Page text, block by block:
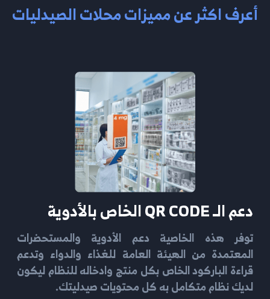
أعرف اكثر عن مميزات محلات الصيدليات
دعم الـ QR CODE الخاص بالأدوية
توفر هذه الخاصية دعم الأدوية والمستحضرات
المعتمدة من الهيئة العامة للغذاء والدواء وتدعم
قراءة الباركود الخاص بكل منتج وادخاله للنظام ليكون
لديك نظام متكامل به كل محتويات صيدليتك.